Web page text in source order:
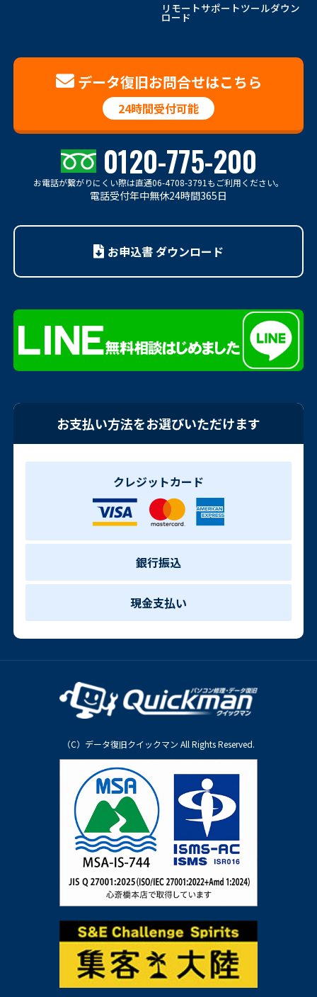
リモートサポートツールダウン
ロード
データ復旧お問合せはこちら
24時間受付可能
0120-775-200
お電話が繋がりにくい際は直通06-4708-3791もご利用ください。
電話受付年中無休24時間365日
お申込書 ダウンロード
お支払い方法をお選びいただけます
クレジットカード
銀行振込
現金支払い
（C）データ復旧クイックマン All Rights Reserved.